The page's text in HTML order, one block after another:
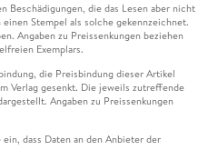
Beschädigungen, die das Lesen aber nicht
Stempel als solche gekennzeichnet.
Angaben zu Preissenkungen beziehen
Exemplars.
die Preisbindung dieser Artikel
Verlag gesenkt. Die jeweils zutreffende
Angaben zu Preissenkungen
dass Daten an den Anbieter der